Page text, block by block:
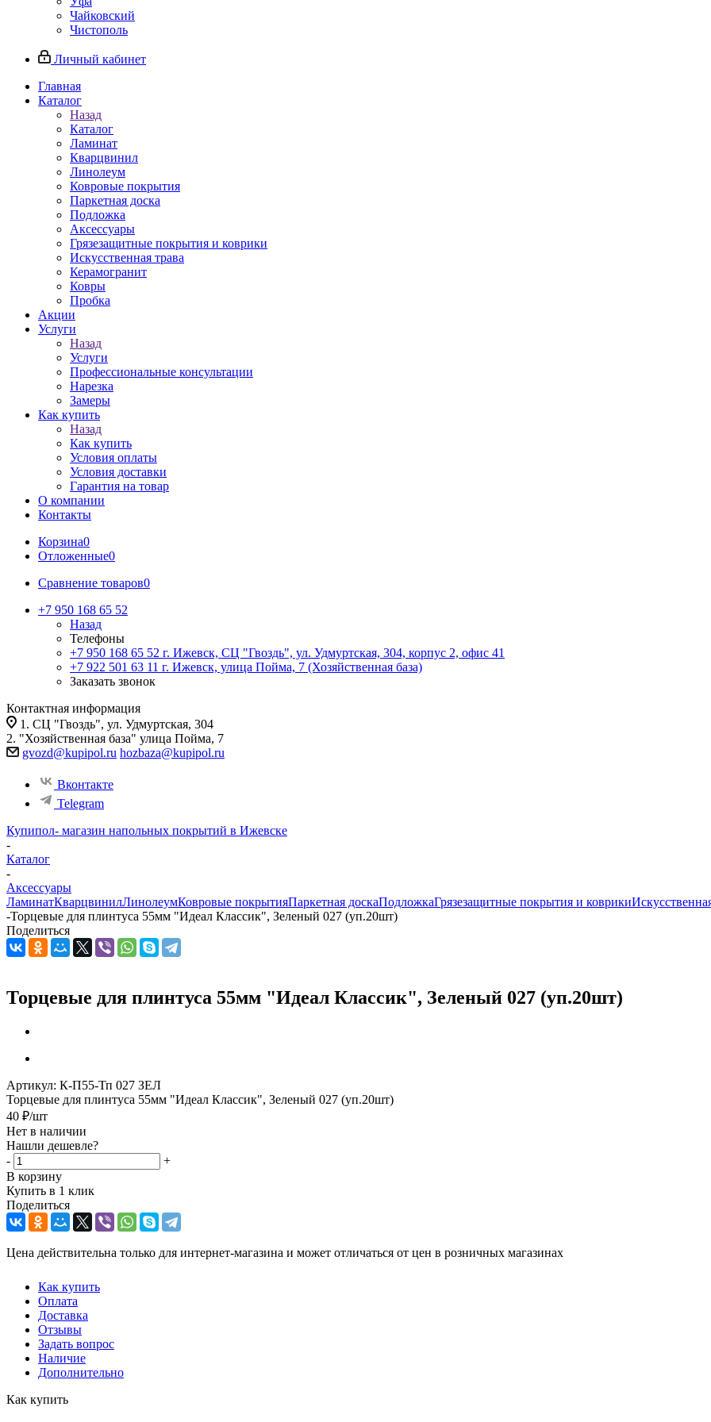
Чайковский
Чистополь
Личный кабинет
Главная
Каталог
Назад
Каталог
Ламинат
Кварцвинил
Линолеум
Ковровые покрытия
Паркетная доска
Подложка
Аксессуары
Грязезащитные покрытия и коврики
Искусственная трава
Керамогранит
Ковры
Пробка
Акции
Услуги
Назад
Услуги
Профессиональные консультации
Нарезка
Замеры
Как купить
Назад
Как купить
Условия оплаты
Условия доставки
Гарантия на товар
О компании
Контакты
Корзина0
Отложенные0
Сравнение товаров0
+7 950 168 65 52
Назад
Телефоны
+7 950 168 65 52 г. Ижевск, СЦ "Гвоздь", ул. Удмуртская, 304, корпус 2, офис 41
+7 922 501 63 11 г. Ижевск, улица Пойма, 7 (Хозяйственная база)
Заказать звонок
Контактная информация
1. СЦ "Гвоздь", ул. Удмуртская, 304
2. "Хозяйственная база" улица Пойма, 7
gvozd@kupipol.ru hozbaza@kupipol.ru
Вконтакте
Telegram
Купипол- магазин напольных покрытий в Ижевске
-
Каталог
-
Аксессуары
ЛаминатКварцвинилЛинолеумКовровые покрытияПаркетная доскаПодложкаГрязезащитные покрытия и коврики
-Торцевые для плинтуса 55мм "Идеал Классик", Зеленый 027 (уп.20шт)
Поделиться
Торцевые для плинтуса 55мм "Идеал Классик", Зеленый 027 (уп.20шт)
Артикул: К-П55-Тп 027 ЗЕЛ
Торцевые для плинтуса 55мм "Идеал Классик", Зеленый 027 (уп.20шт)
40 ₽/шт
Нет в наличии
Нашли дешевле?
-
+
В корзину
Купить в 1 клик
Поделиться
Цена действительна только для интернет-магазина и может отличаться от цен в розничных магазинах
Как купить
Оплата
Доставка
Отзывы
Задать вопрос
Наличие
Дополнительно
Как купить